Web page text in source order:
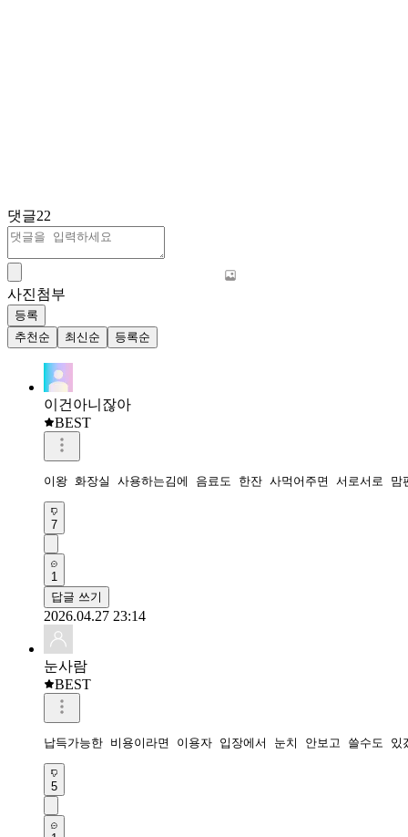
댓글22
사진첨부
등록
추천순
최신순 등록순
이건아니잖아
BEST
이왕 화장실 사용하는김에 음료도 한잔 사먹어주면 서로서로 맘
7
1
답글 쓰기
2026.04.27 23:14
눈사람
BEST
납득가능한 비용이라면 이용자 입장에서 눈치 안보고 쓸수도 있
5